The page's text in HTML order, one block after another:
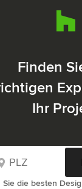
Finden
Ihr
Sie die besten